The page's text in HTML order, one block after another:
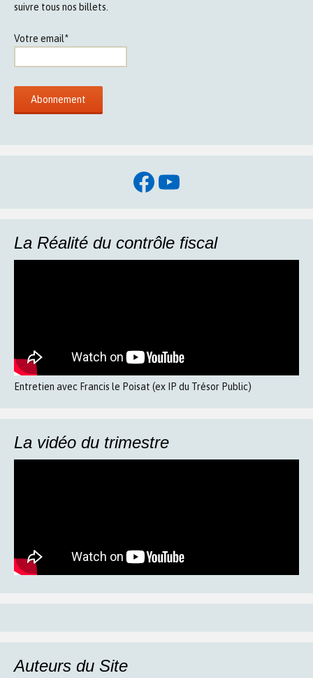
suivre tous nos billets.
Votre email*
Facebook
YouTube
La Réalité du contrôle fiscal
Entretien avec Francis le Poisat (ex IP du Trésor Public)
La vidéo du trimestre
Auteurs du Site